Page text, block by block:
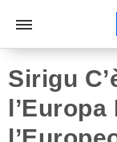
Sirigu